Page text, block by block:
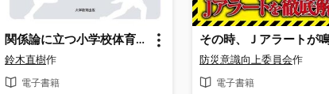
関係論に立つ小学校体育の授業づくり
鈴木直樹作
電子書籍
防災意識向上委員会作
電子書籍